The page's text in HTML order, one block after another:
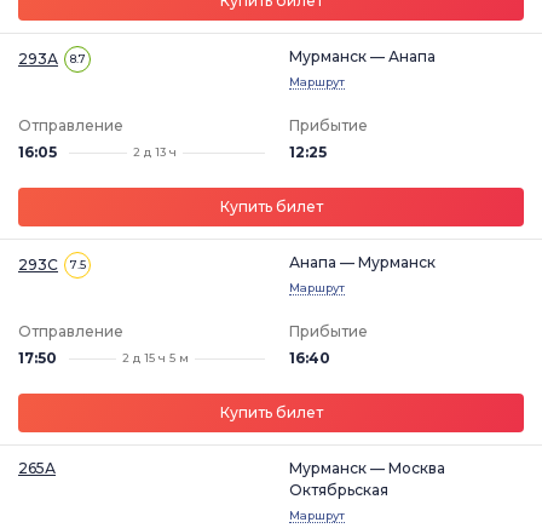
293А 8.7 Мурманск — Анапа
Маршрут
Отправление
16:05
2 д 13 ч
Прибытие
12:25
Купить билет
293С 7.5 Анапа — Мурманск
Маршрут
Отправление
17:50
2 д 15 ч 5 м
Прибытие
16:40
Купить билет
265А
Мурманск — Москва
Октябрьская
Маршрут